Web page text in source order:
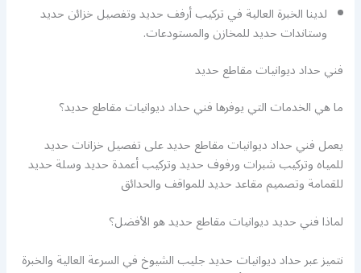
لدينا الخبرة العالية في تركيب أرفف حديد وتفصيل خزائن حديد
وستاندات حديد للمخازن والمستودعات.
فني حداد ديوانيات مقاطع حديد
ما هي الخدمات التي يوفرها فني حداد ديوانيات مقاطع حديد؟
يعمل فني حداد ديوانيات مقاطع حديد على تفصيل خزانات حديد
للمياه وتركيب شبرات ورفوف حديد وتركيب أعمدة حديد وسلة حديد
للقمامة وتصميم مقاعد حديد للمواقف والحدائق
لماذا فني حديد ديوانيات مقاطع حديد هو الأفضل؟
نتميز عبر حداد ديوانيات حديد جليب الشيوخ في السرعة العالية والخبرة